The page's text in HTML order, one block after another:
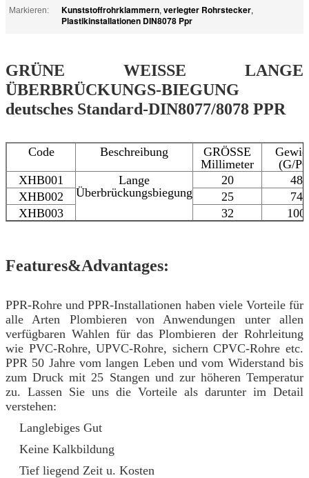
Markieren:
Kunststoffrohrklammern, verlegter Rohrstecker,
Plastikinstallationen DIN8078 Ppr
GRÜNE WEISSE LANGE
ÜBERBRÜCKUNGS-BIEGUNG
deutsches Standard-DIN8077/8078 PPR
Code Beschreibung
GRÖSSE
Millimeter
(G/
XHB001
Lange
Überbrückungsbiegung
20
48
XHB002
25
74
XHB003
32 100
Features&Advantages:
PPR-Rohre und PPR-Installationen haben viele Vorteile für
alle Arten Plombieren von Anwendungen unter allen
verfügbaren Wahlen für das Plombieren der Rohrleitung
wie PVC-Rohre, UPVC-Rohre, sichern CPVC-Rohre etc.
PPR 50 Jahre vom langen Leben und vom Widerstand bis
zum Druck mit 25 Stangen und zur höheren Temperatur
zu. Lassen Sie uns die Vorteile als darunter im Detail
verstehen:
Langlebiges Gut
Keine Kalkbildung
Tief liegend Zeit u. Kosten